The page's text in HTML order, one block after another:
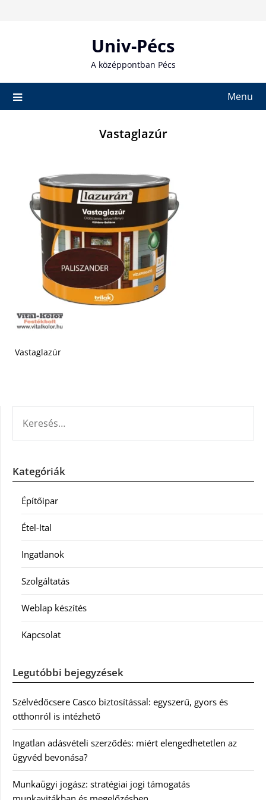
Univ-Pécs
A középpontban Pécs
Menu
Vastaglazúr
Vastaglazúr
Kategóriák
Építőipar
Étel-Ital
Ingatlanok
Szolgáltatás
Weblap készítés
Kapcsolat
Legutóbbi bejegyzések
Szélvédőcsere Casco biztosítással: egyszerű, gyors és
otthonról is intézhető
Ingatlan adásvételi szerződés: miért elengedhetetlen az
ügyvéd bevonása?
Munkaügyi jogász: stratégiai jogi támogatás